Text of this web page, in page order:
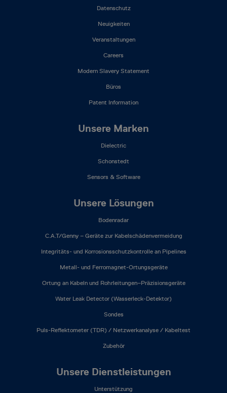
Datenschutz
Neuigkeiten
Veranstaltungen
Careers
Modern Slavery Statement
Büros
Patent Information
Unsere Marken
Dielectric
Schonstedt
Sensors & Software
Unsere Lösungen
Bodenradar
C.A.T/Genny – Geräte zur Kabelschädenvermeidung
Integritäts- und Korrosionsschutzkontrolle an Pipelines
Metall- und Ferromagnet-Ortungsgeräte
Ortung an Kabeln und Rohrleitungen–Präzisionsgeräte
Water Leak Detector (Wasserleck-Detektor)
Sondes
Puls-Reflektometer (TDR) / Netzwerkanalyse / Kabeltest
Zubehör
Unsere Dienstleistungen
Unterstützung